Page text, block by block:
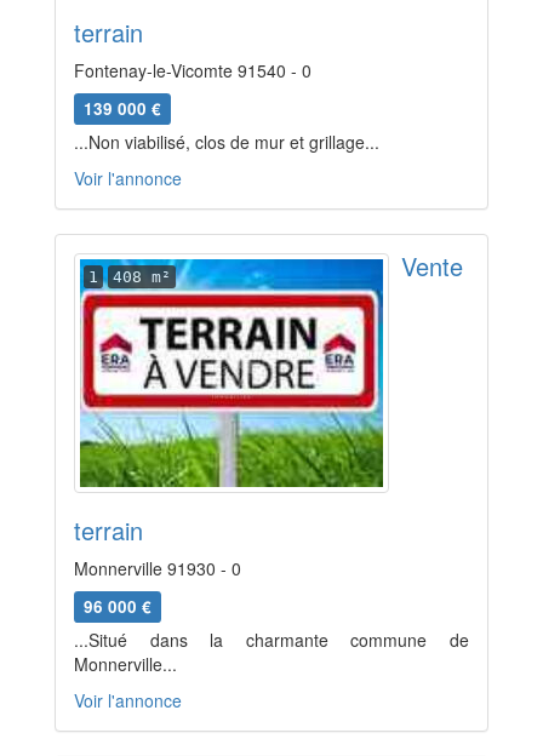
terrain
Fontenay-le-Vicomte 91540 - 0
139 000 €
...Non viabilisé, clos de mur et grillage...
Voir l'annonce
1 408 m² Vente
terrain
Monnerville 91930 - 0
96 000 €
...Situé dans la charmante commune de
Monnerville...
Voir l'annonce